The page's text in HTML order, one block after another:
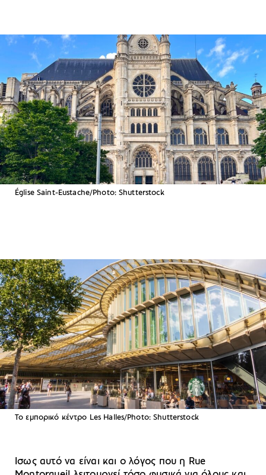
Église Saint-Eustache/Photo: Shutterstock
To εμπορικό κέντρο Les Halles/Photo: Shutterstock
Ισως αυτό να είναι και ο λόγος που η Rue